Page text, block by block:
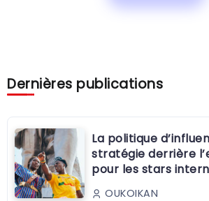
Dernières publications
La politique
stratégie derrière
pour les stars
OUKOIKAN